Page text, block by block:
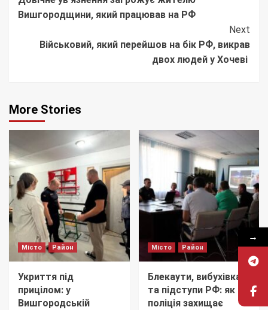
Reading
Вишгородщини, який працював на РФ
Next
Військовий, який перейшов на бік РФ, викрав
двох людей у Хочеві
More Stories
Місто Район
Укриття під
прицілом: у
Вишгородській
Місто Район
Блекаути, вибухівка
та підступи РФ: як
поліція захищає
→